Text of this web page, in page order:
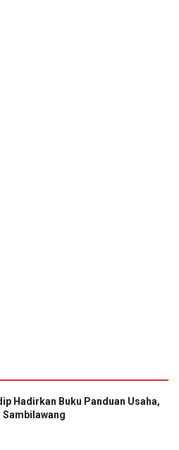
Hadirkan Buku Panduan Usaha,
Sambilawang